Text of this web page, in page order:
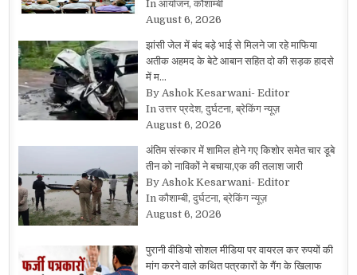
In आयोजन, कौशाम्बी
August 6, 2026
झांसी जेल में बंद बड़े भाई से मिलने जा रहे माफिया
अतीक अहमद के बेटे आबान सहित दो की सड़क हादसे
में म…
By Ashok Kesarwani- Editor
In उत्तर प्रदेश, दुर्घटना, ब्रेकिंग न्यूज़
August 6, 2026
अंतिम संस्कार में शामिल होने गए किशोर समेत चार डूबे
तीन को नाविकों ने बचाया,एक की तलाश जारी
By Ashok Kesarwani- Editor
In कौशाम्बी, दुर्घटना, ब्रेकिंग न्यूज़
August 6, 2026
पुरानी वीडियो सोशल मीडिया पर वायरल कर रुपयों की
मांग करने वाले कथित पत्रकारों के गैंग के खिलाफ